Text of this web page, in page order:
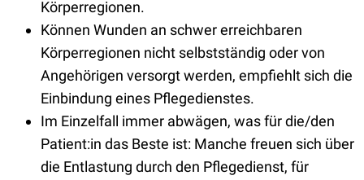
Körperregionen.
Können Wunden an schwer erreichbaren
Körperregionen nicht selbstständig oder von
Angehörigen versorgt werden, empfiehlt sich die
Einbindung eines Pflegedienstes.
Im Einzelfall immer abwägen, was für die/den
Patient:in das Beste ist: Manche freuen sich über
die Entlastung durch den Pflegedienst, für